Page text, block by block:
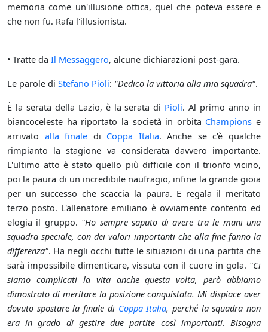
memoria come un'illusione ottica, quel che poteva essere e
che non fu. Rafa l'illusionista.
• Tratte da Il Messaggero, alcune dichiarazioni post-gara.
Le parole di Stefano Pioli: "Dedico la vittoria alla mia squadra".
È la serata della Lazio, è la serata di Pioli. Al primo anno in
biancoceleste ha riportato la società in orbita Champions e
arrivato alla finale di Coppa Italia. Anche se c'è qualche
rimpianto la stagione va considerata davvero importante.
L'ultimo atto è stato quello più difficile con il trionfo vicino,
poi la paura di un incredibile naufragio, infine la grande gioia
per un successo che scaccia la paura. E regala il meritato
terzo posto. L'allenatore emiliano è ovviamente contento ed
elogia il gruppo. "Ho sempre saputo di avere tra le mani una
squadra speciale, con dei valori importanti che alla fine fanno la
differenza". Ha negli occhi tutte le situazioni di una partita che
sarà impossibile dimenticare, vissuta con il cuore in gola. "Ci
siamo complicati la vita anche questa volta, però abbiamo
dimostrato di meritare la posizione conquistata. Mi dispiace aver
dovuto spostare la finale di Coppa Italia, perché la squadra non
era in grado di gestire due partite così importanti. Bisogna